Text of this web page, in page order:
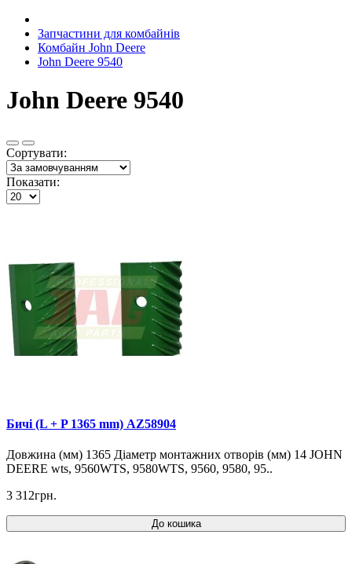
Запчастини для комбайнів
Комбайн John Deere
John Deere 9540
John Deere 9540
Сортувати:
Показати:
Бичі (L + P 1365 mm) AZ58904
Довжина (мм) 1365 Діаметр монтажних отворів (мм) 14 JOHN
DEERE wts, 9560WTS, 9580WTS, 9560, 9580, 95..
3 312грн.
До кошика